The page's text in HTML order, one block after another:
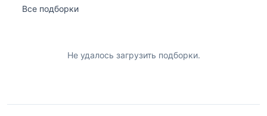
Все подборки
Не удалось загрузить подборки.